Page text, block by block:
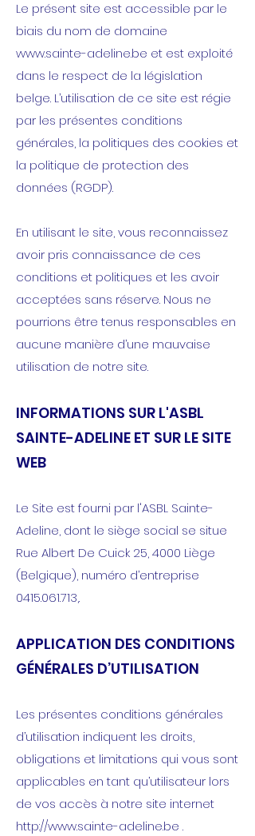
Le présent site est accessible par le
biais du nom de domaine
www.sainte-adeline.be et est exploité
dans le respect de la législation
belge. L’utilisation de ce site est régie
par les présentes conditions
générales, la politiques des cookies et
la politique de protection des
données (RGDP).
En utilisant le site, vous reconnaissez
avoir pris connaissance de ces
conditions et politiques et les avoir
acceptées sans réserve. Nous ne
pourrions être tenus responsables en
aucune manière d’une mauvaise
utilisation de notre site.
INFORMATIONS SUR L'ASBL
SAINTE-ADELINE ET SUR LE SITE
WEB
Le Site est fourni par l'ASBL Sainte-
Adeline, dont le siège social se situe
Rue Albert De Cuick 25, 4000 Liège
(Belgique), numéro d’entreprise
0415.061.713,.
APPLICATION DES CONDITIONS
GÉNÉRALES D’UTILISATION
Les présentes conditions générales
d’utilisation indiquent les droits,
obligations et limitations qui vous sont
applicables en tant qu’utilisateur lors
de vos accès à notre site internet
http://www.sainte-adeline.be .